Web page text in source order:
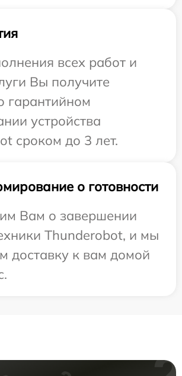
всех работ и
Вы получите
гарантийном
устройства
сроком до 3 лет.
о готовности
Вам о завершении
Thunderobot, и мы
доставку к вам домой